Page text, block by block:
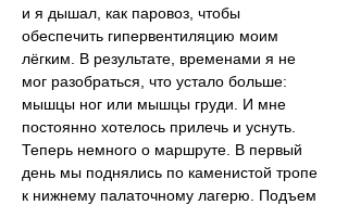
и я дышал, как паровоз, чтобы
обеспечить гипервентиляцию моим
лёгким. В результате, временами я не
мог разобраться, что устало больше:
мышцы ног или мышцы груди. И мне
постоянно хотелось прилечь и уснуть.
Теперь немного о маршруте. В первый
день мы поднялись по каменистой тропе
к нижнему палаточному лагерю. Подъем